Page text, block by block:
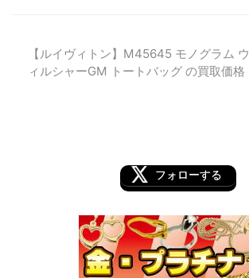
【ルイヴィトン】M45645 モノグラム ウ
ィルシャーGM トートバッグ の買取価格
フォローする